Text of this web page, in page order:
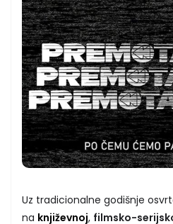
Uz tradicionalne godišnje
na književnoj, filmsko-